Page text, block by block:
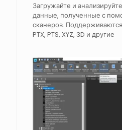
Загружайте и
данные, полученные с
сканеров.
PTX, PTS, XYZ, 3D и другие